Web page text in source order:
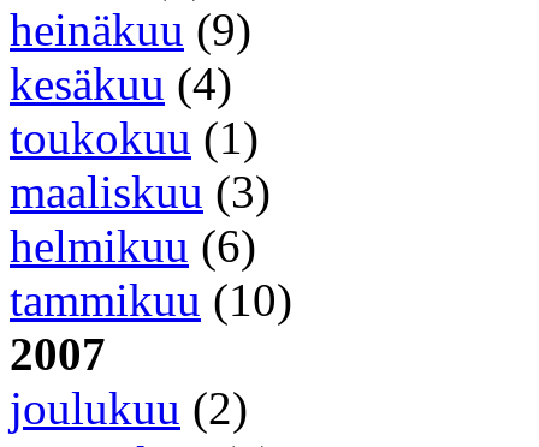
heinäkuu (9)
kesäkuu (4)
toukokuu (1)
maaliskuu (3)
helmikuu (6)
tammikuu (10)
2007
joulukuu (2)